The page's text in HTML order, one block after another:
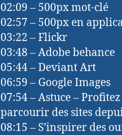
02:09 – 500px mot-clé
02:57 – 500px en
03:22 – Flickr
03:48 – Adobe behance
05:44 – Deviant Art
06:59 – Google Images
07:54 – Astuce –
parcourir des sites
08:15 – S’inspirer des